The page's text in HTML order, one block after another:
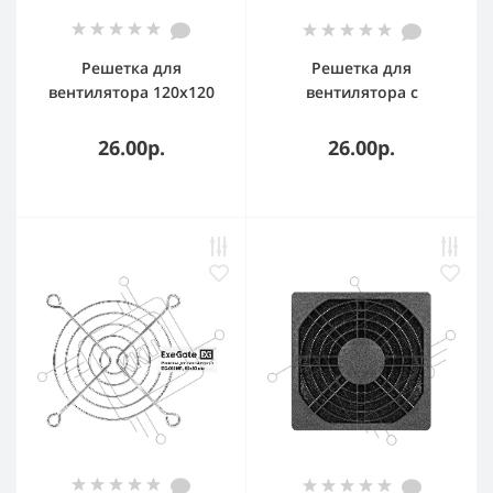
Решетка для
вентилятора 120x120
(120x120 мм,
пластиковая,
26.00р.
Решетка для
вентилятора с
ExeGate EG-070PSFB
26.00р.